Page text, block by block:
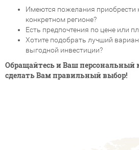
Имеются пожелания приобрести
конкретном регионе?
Есть предпочтения по цене или
Хотите подобрать лучший
выгодной инвестиции?
Обращайтесь и Ваш персональный
сделать Вам правильный выбор!